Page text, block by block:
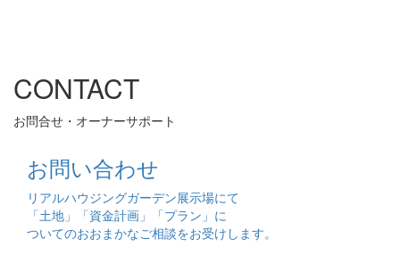
CONTACT
お問合せ・オーナーサポート
お問い合わせ
リアルハウジングガーデン展示場にて
「土地」「資金計画」「プラン」に
ついてのおおまかなご相談をお受けします。